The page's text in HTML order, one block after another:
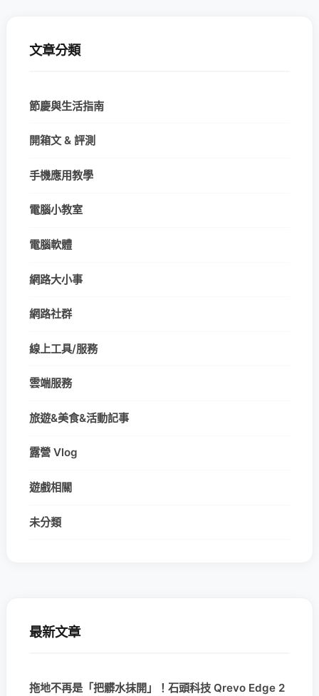
文章分類
節慶與生活指南
開箱文 & 評測
手機應用教學
電腦小教室
電腦軟體
網路大小事
網路社群
線上工具/服務
雲端服務
旅遊&美食&活動記事
露營 Vlog
遊戲相關
未分類
最新文章
拖地不再是「把髒水抹開」！石頭科技 Qrevo Edge 2